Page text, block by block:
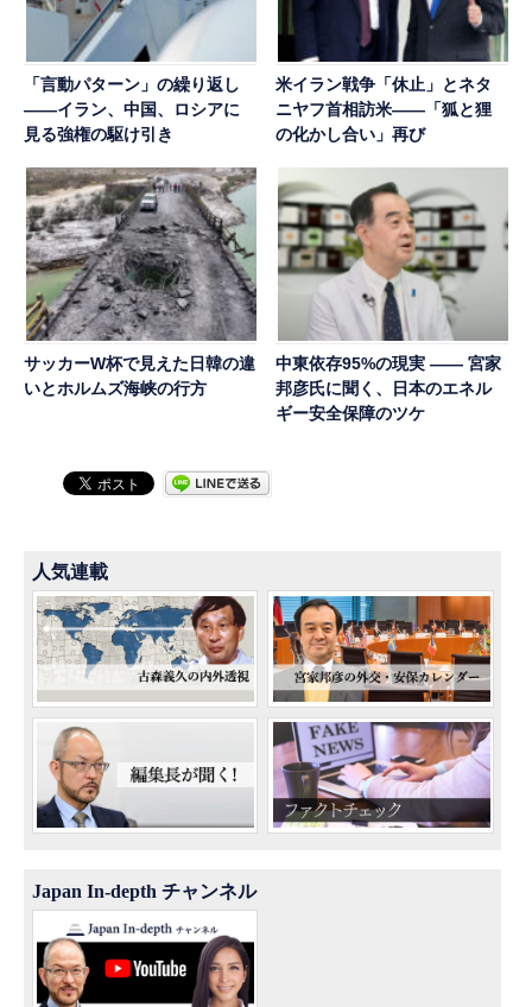
「言動パターン」の繰り返し
――イラン、中国、ロシアに
見る強権の駆け引き
米イラン戦争「休止」とネタ
ニヤフ首相訪米――「狐と狸
の化かし合い」再び
サッカーW杯で見えた日韓の違
いとホルムズ海峡の行方
中東依存95%の現実 ―― 宮家
邦彦氏に聞く、日本のエネル
ギー安全保障のツケ
人気連載
Japan In-depth チャンネル